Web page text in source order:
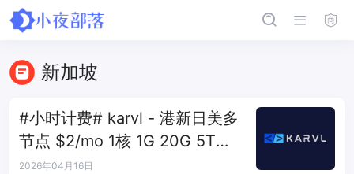
新加坡
#小时计费# karvl - 港新日美多
节点 $2/mo 1核 1G 20G 5T
1Gbps
2026年04月16日